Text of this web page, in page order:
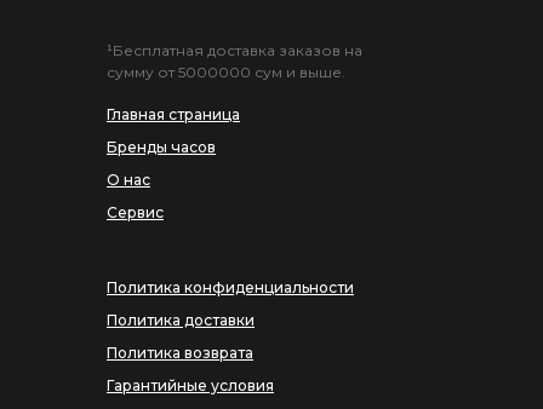
Главная страница
Бренды часов
О нас
Сервис
¹Бесплатная доставка заказов на
сумму от 5000000 сум и выше.
Политика конфиденциальности
Политика доставки
Политика возврата
Гарантийные условия